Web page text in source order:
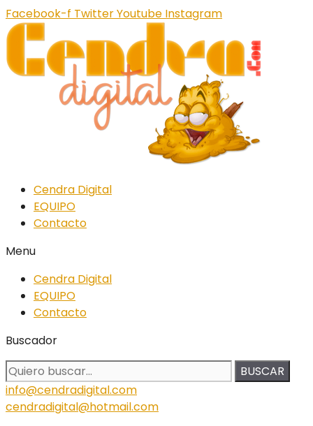
Facebook-f TwitterYoutube Instagram
Cendra Digital
EQUIPO
Contacto
Menu
Cendra Digital
EQUIPO
Contacto
Buscador
BUSCAR
info@cendradigital.com
cendradigital@hotmail.com